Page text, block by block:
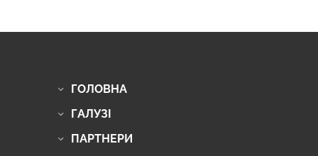
ГОЛОВНА
ГАЛУЗІ
ПАРТНЕРИ